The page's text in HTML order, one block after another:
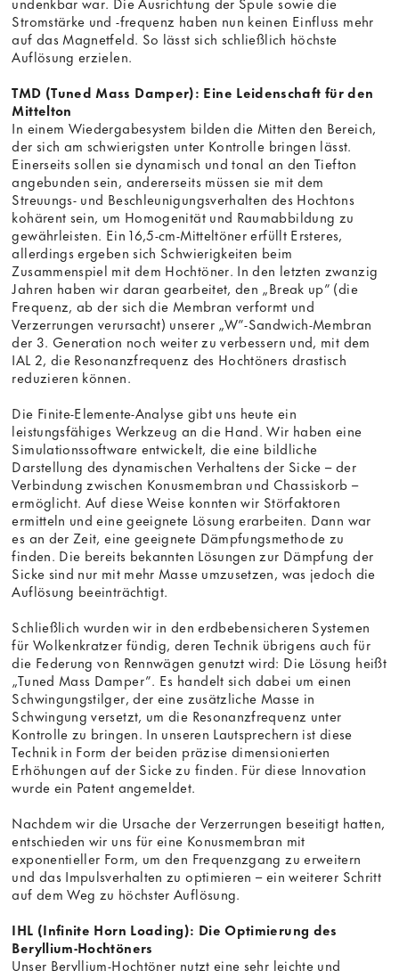
Stromstärke und -frequenz haben nun keinen Einfluss mehr
auf das Magnetfeld. So lässt sich schließlich höchste
Auflösung erzielen.
TMD (Tuned Mass Damper): Eine Leidenschaft für den
Mittelton
In einem Wiedergabesystem bilden die Mitten den Bereich,
der sich am schwierigsten unter Kontrolle bringen lässt.
Einerseits sollen sie dynamisch und tonal an den Tiefton
angebunden sein, andererseits müssen sie mit dem
Streuungs- und Beschleunigungsverhalten des Hochtons
kohärent sein, um Homogenität und Raumabbildung zu
gewährleisten. Ein 16,5-cm-Mitteltöner erfüllt Ersteres,
allerdings ergeben sich Schwierigkeiten beim
Zusammenspiel mit dem Hochtöner. In den letzten zwanzig
Jahren haben wir daran gearbeitet, den „Break up” (die
Frequenz, ab der sich die Membran verformt und
Verzerrungen verursacht) unserer „W”-Sandwich-Membran
der 3. Generation noch weiter zu verbessern und, mit dem
IAL 2, die Resonanzfrequenz des Hochtöners drastisch
reduzieren können.
Die Finite-Elemente-Analyse gibt uns heute ein
leistungsfähiges Werkzeug an die Hand. Wir haben eine
Simulationssoftware entwickelt, die eine bildliche
Darstellung des dynamischen Verhaltens der Sicke – der
Verbindung zwischen Konusmembran und Chassiskorb –
ermöglicht. Auf diese Weise konnten wir Störfaktoren
ermitteln und eine geeignete Lösung erarbeiten. Dann war
es an der Zeit, eine geeignete Dämpfungsmethode zu
finden. Die bereits bekannten Lösungen zur Dämpfung der
Sicke sind nur mit mehr Masse umzusetzen, was jedoch die
Auflösung beeinträchtigt.
Schließlich wurden wir in den erdbebensicheren Systemen
für Wolkenkratzer fündig, deren Technik übrigens auch für
die Federung von Rennwägen genutzt wird: Die Lösung heißt
„Tuned Mass Damper”. Es handelt sich dabei um einen
Schwingungstilger, der eine zusätzliche Masse in
Schwingung versetzt, um die Resonanzfrequenz unter
Kontrolle zu bringen. In unseren Lautsprechern ist diese
Technik in Form der beiden präzise dimensionierten
Erhöhungen auf der Sicke zu finden. Für diese Innovation
wurde ein Patent angemeldet.
Nachdem wir die Ursache der Verzerrungen beseitigt hatten,
entschieden wir uns für eine Konusmembran mit
exponentieller Form, um den Frequenzgang zu erweitern
und das Impulsverhalten zu optimieren – ein weiterer Schritt
auf dem Weg zu höchster Auflösung.
IHL (Infinite Horn Loading): Die Optimierung des
Beryllium-Hochtöners
Unser Beryllium-Hochtöner nutzt eine sehr leichte und